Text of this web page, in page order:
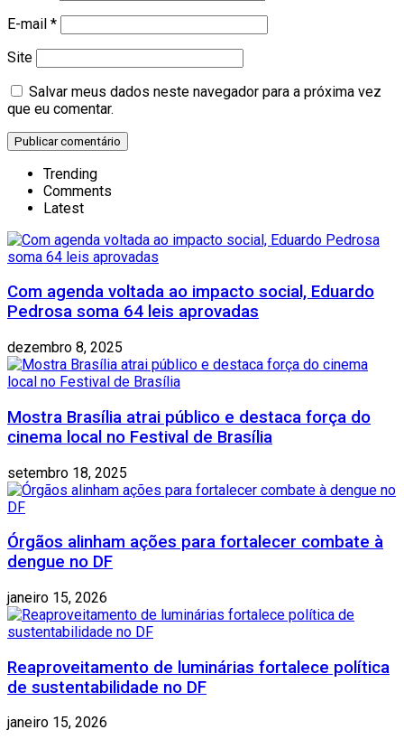
E-mail *
Site
Salvar meus dados neste navegador para a próxima vez
que eu comentar.
Trending
Comments
Latest
Com agenda voltada ao impacto social, Eduardo
Pedrosa soma 64 leis aprovadas
dezembro 8, 2025
Mostra Brasília atrai público e destaca força do
cinema local no Festival de Brasília
setembro 18, 2025
Órgãos alinham ações para fortalecer combate à
dengue no DF
janeiro 15, 2026
Reaproveitamento de luminárias fortalece política
de sustentabilidade no DF
janeiro 15, 2026